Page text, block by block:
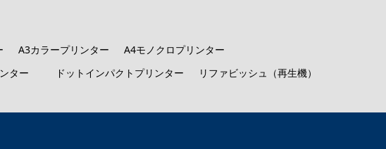
A3カラープリンター
A4モノクロプリンター
ター ドットインパクトプリンター リファビッシュ（再生機）